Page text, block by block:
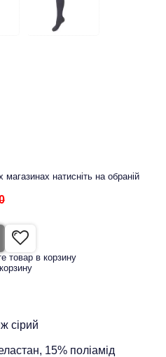
натисніть на обраній
товар в корзину
сірий
15% поліамід